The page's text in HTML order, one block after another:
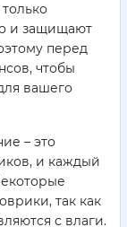
и защищают
перед
чтобы
вашего
– это
и каждый
так как
с влаги.